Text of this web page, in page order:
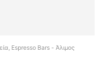
Espresso Bars - Άλιμος